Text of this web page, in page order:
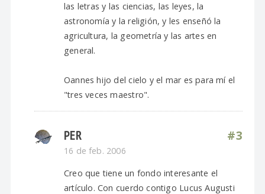
las letras y las ciencias, las leyes, la
astronomía y la religión, y les enseñó la
agricultura, la geometría y las artes en
general.
Oannes hijo del cielo y el mar es para mí el
"tres veces maestro".
#3
PER
16 de feb. 2006
Creo que tiene un fondo interesante el
artículo. Con cuerdo contigo Lucus Augusti